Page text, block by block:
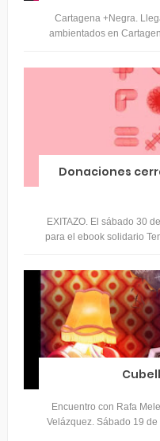
Cartagena +Negra.
ambientados en
Donaciones
EXITAZO. El sábado 30
para el ebook solidario
Encuentro con Rafa
Velázquez. Sábado 19